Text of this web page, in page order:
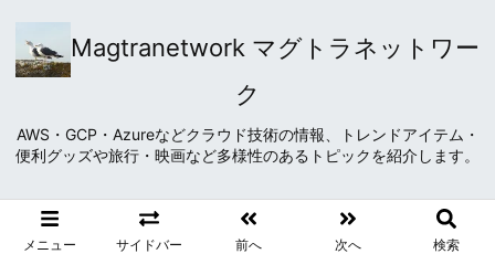
Magtranetwork マグトラネットワー
ク
AWS・GCP・Azureなどクラウド技術の情報、トレンドアイテム・
便利グッズや旅行・映画など多様性のあるトピックを紹介します。
メニュー サイドバー 前へ 次へ 検索